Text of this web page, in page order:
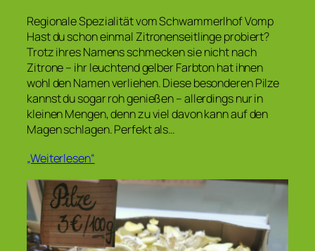
Regionale Spezialität vom Schwammerlhof Vomp
Hast du schon einmal Zitronenseitlinge probiert?
Trotz ihres Namens schmecken sie nicht nach
Zitrone – ihr leuchtend gelber Farbton hat ihnen
wohl den Namen verliehen. Diese besonderen Pilze
kannst du sogar roh genießen – allerdings nur in
kleinen Mengen, denn zu viel davon kann auf den
Magen schlagen. Perfekt als…
„Weiterlesen“